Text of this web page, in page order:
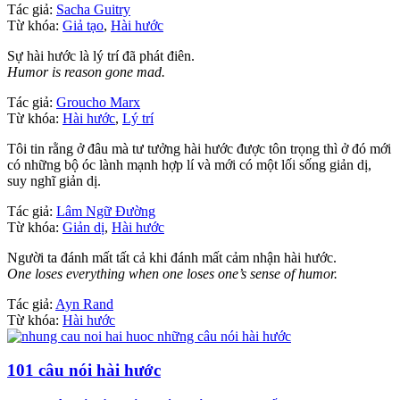
Tác giả: Sacha Guitry
Từ khóa: Giả tạo, Hài hước
Sự hài hước là lý trí đã phát điên.
Humor is reason gone mad.
Tác giả: Groucho Marx
Từ khóa: Hài hước, Lý trí
Tôi tin rằng ở đâu mà tư tưởng hài hước được tôn trọng thì ở đó mới
có những bộ óc lành mạnh hợp lí và mới có một lối sống giản dị,
suy nghĩ giản dị.
Tác giả: Lâm Ngữ Đường
Từ khóa: Giản dị, Hài hước
Người ta đánh mất tất cả khi đánh mất cảm nhận hài hước.
One loses everything when one loses one’s sense of humor.
Tác giả: Ayn Rand
Từ khóa: Hài hước
101 câu nói hài hước